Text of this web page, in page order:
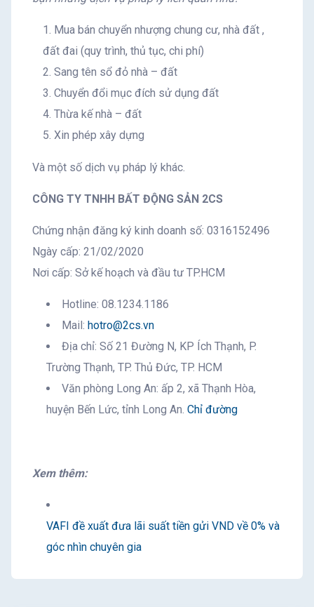
Mua bán chuyển nhượng chung cư, nhà đất ,
đất đai (quy trình, thủ tục, chi phí)
Sang tên sổ đỏ nhà – đất
Chuyển đổi mục đích sử dụng đất
Thừa kế nhà – đất
Xin phép xây dựng
Và một số dịch vụ pháp lý khác.
CÔNG TY TNHH BẤT ĐỘNG SẢN 2CS
Chứng nhận đăng ký kinh doanh số: 0316152496
Ngày cấp: 21/02/2020
Nơi cấp: Sở kế hoạch và đầu tư TP.HCM
Hotline: 08.1234.1186
Mail: hotro@2cs.vn
Địa chỉ: Số 21 Đường N, KP Ích Thạnh, P.
Trường Thạnh, TP. Thủ Đức, TP. HCM
Văn phòng Long An: ấp 2, xã Thạnh Hòa,
huyện Bến Lức, tỉnh Long An. Chỉ đường
Xem thêm:
VAFI đề xuất đưa lãi suất tiền gửi VND về 0% và
góc nhìn chuyên gia